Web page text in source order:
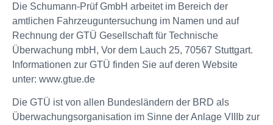
Die Schumann-Prüf GmbH arbeitet im Bereich der
amtlichen Fahrzeuguntersuchung im Namen und auf
Rechnung der GTÜ Gesellschaft für Technische
Überwachung mbH, Vor dem Lauch 25, 70567 Stuttgart.
Informationen zur GTÜ finden Sie auf deren Website
unter: www.gtue.de
Die GTÜ ist von allen Bundesländern der BRD als
Überwachungsorganisation im Sinne der Anlage VIIIb zur